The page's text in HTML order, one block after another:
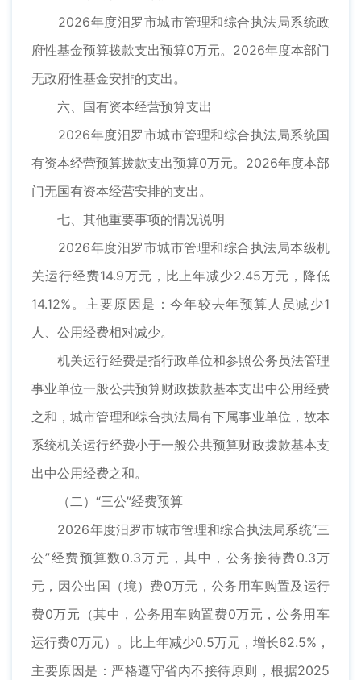
2026年度汨罗市城市管理和综合执法局系统政
府性基金预算拨款支出预算0万元。2026年度本部门
无政府性基金安排的支出。
六、国有资本经营预算支出
2026年度汨罗市城市管理和综合执法局系统国
有资本经营预算拨款支出预算0万元。2026年度本部
门无国有资本经营安排的支出。
七、其他重要事项的情况说明
2026年度汨罗市城市管理和综合执法局本级机
关运行经费14.9万元，比上年减少2.45万元，降低
14.12%。主要原因是：今年较去年预算人员减少1
人、公用经费相对减少。
机关运行经费是指行政单位和参照公务员法管理
事业单位一般公共预算财政拨款基本支出中公用经费
之和，城市管理和综合执法局有下属事业单位，故本
系统机关运行经费小于一般公共预算财政拨款基本支
出中公用经费之和。
（二）“三公”经费预算
2026年度汨罗市城市管理和综合执法局系统“三
公”经费预算数0.3万元，其中，公务接待费0.3万
元，因公出国（境）费0万元，公务用车购置及运行
费0万元（其中，公务用车购置费0万元，公务用车
运行费0万元）。比上年减少0.5万元，增长62.5%，
主要原因是：严格遵守省内不接待原则，根据2025